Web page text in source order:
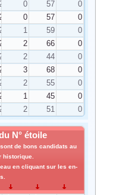
0 57
0
0 57
0
1 59
0
2 66
0
2 44
0
3 68
0
2 55
0
1 45
0
2 51 0
N° étoile
de bons candidats au
historique.
en cliquant sur les en-